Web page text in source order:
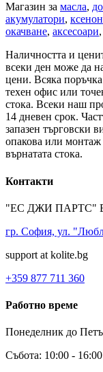
Магазин за масла,
акумулатори, ксенон
окачване, аксесоари
Наличността и
всеки ден може да
цени. Всяка
техен офис или
стока. Всеки наш
14 дневен срок.
запазен търговски
опакова или монтаж
върнатата стока.
Контакти
"ЕС ДЖИ ПАРТС"
гр. София, ул.
support at kolite.bg
+359 877 711 360
Работно време
Понеделник до
Събота: 10:00 - 16:00